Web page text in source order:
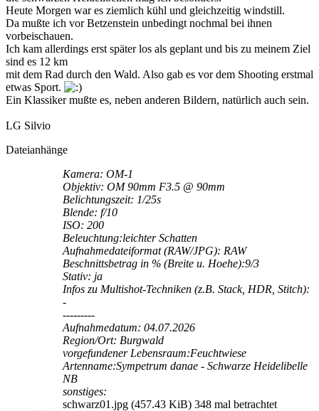
Heute Morgen war es ziemlich kühl und gleichzeitig windstill.
Da mußte ich vor Betzenstein unbedingt nochmal bei ihnen
vorbeischauen.
Ich kam allerdings erst später los als geplant und bis zu meinem Ziel
sind es 12 km
mit dem Rad durch den Wald. Also gab es vor dem Shooting erstmal
etwas Sport.
Ein Klassiker mußte es, neben anderen Bildern, natürlich auch sein.
LG Silvio
Dateianhänge
Kamera: OM-1
Objektiv: OM 90mm F3.5 @ 90mm
Belichtungszeit: 1/25s
Blende: f/10
ISO: 200
Beleuchtung:leichter Schatten
Aufnahmedateiformat (RAW/JPG): RAW
Beschnittsbetrag in % (Breite u. Hoehe):9/3
Stativ: ja
Infos zu Multishot-Techniken (z.B. Stack, HDR, Stitch):
-
---------
Aufnahmedatum: 04.07.2026
Region/Ort: Burgwald
vorgefundener Lebensraum:Feuchtwiese
Artenname:Sympetrum danae - Schwarze Heidelibelle
NB
sonstiges:
schwarz01.jpg (457.43 KiB) 348 mal betrachtet